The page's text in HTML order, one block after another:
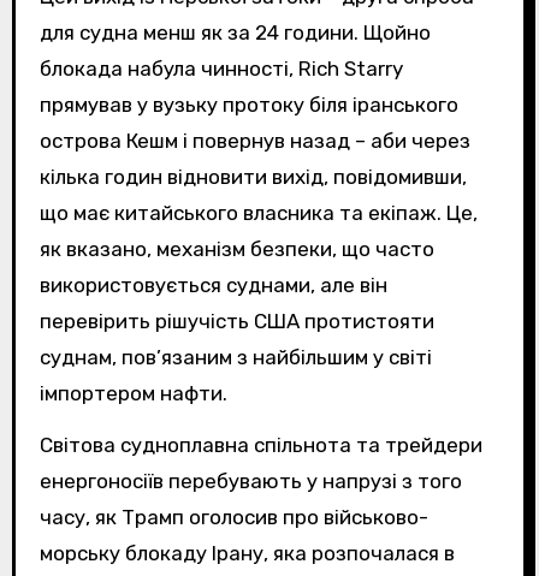
для судна менш як за 24 години. Щойно
блокада набула чинності, Rich Starry
прямував у вузьку протоку біля іранського
острова Кешм і повернув назад – аби через
кілька годин відновити вихід, повідомивши,
що має китайського власника та екіпаж. Це,
як вказано, механізм безпеки, що часто
використовується суднами, але він
перевірить рішучість США протистояти
суднам, пов’язаним з найбільшим у світі
імпортером нафти.
Світова судноплавна спільнота та трейдери
енергоносіїв перебувають у напрузі з того
часу, як Трамп оголосив про військово-
морську блокаду Ірану, яка розпочалася в